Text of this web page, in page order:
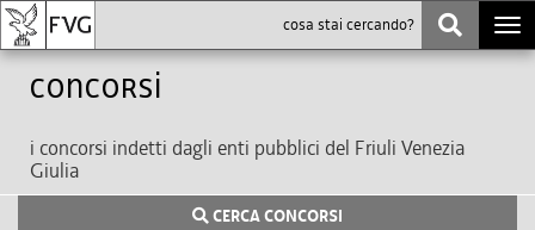
Concorsi
i concorsi indetti dagli enti pubblici del Friuli Venezia
Giulia
CERCA CONCORSI